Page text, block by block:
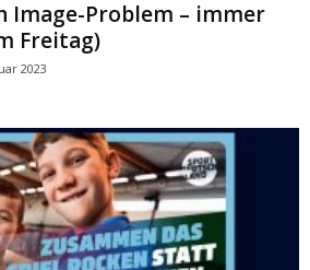
Image-Problem – immer
Freitag)
2023